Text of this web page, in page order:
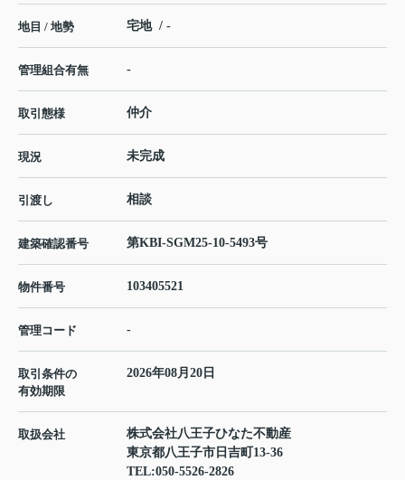
地目 / 地勢 宅地 / -
管理組合有無 -
取引態様 仲介
現況 未完成
引渡し 相談
建築確認番号 第KBI-SGM25-10-5493号
物件番号 103405521
管理コード -
取引条件の
有効期限
2026年08月20日
取扱会社
株式会社八王子ひなた不動産
東京都八王子市日吉町13-36
TEL:050-5526-2826